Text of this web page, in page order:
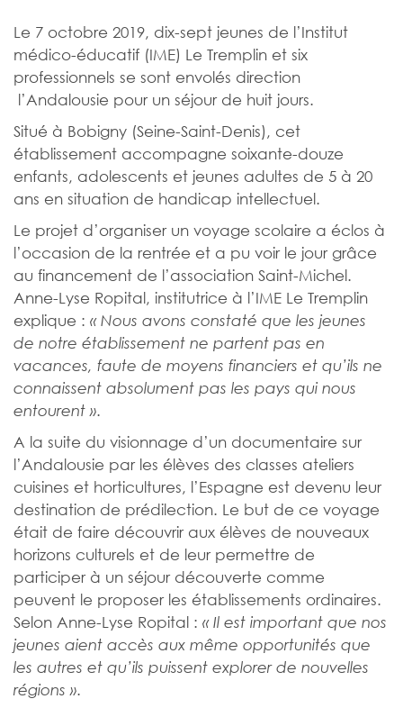
Le 7 octobre 2019, dix-sept jeunes de l’Institut
médico-éducatif (IME) Le Tremplin et six
professionnels se sont envolés direction
l’Andalousie pour un séjour de huit jours.
Situé à Bobigny (Seine-Saint-Denis), cet
établissement accompagne soixante-douze
enfants, adolescents et jeunes adultes de 5 à 20
ans en situation de handicap intellectuel.
Le projet d’organiser un voyage scolaire a éclos à
l’occasion de la rentrée et a pu voir le jour grâce
au financement de l’association Saint-Michel.
Anne-Lyse Ropital, institutrice à l’IME Le Tremplin
explique : « Nous avons constaté que les jeunes
de notre établissement ne partent pas en
vacances, faute de moyens financiers et qu’ils ne
connaissent absolument pas les pays qui nous
entourent ».
A la suite du visionnage d’un documentaire sur
l’Andalousie par les élèves des classes ateliers
cuisines et horticultures, l’Espagne est devenu leur
destination de prédilection. Le but de ce voyage
était de faire découvrir aux élèves de nouveaux
horizons culturels et de leur permettre de
participer à un séjour découverte comme
peuvent le proposer les établissements ordinaires.
Selon Anne-Lyse Ropital : « Il est important que nos
jeunes aient accès aux même opportunités que
les autres et qu’ils puissent explorer de nouvelles
régions ».